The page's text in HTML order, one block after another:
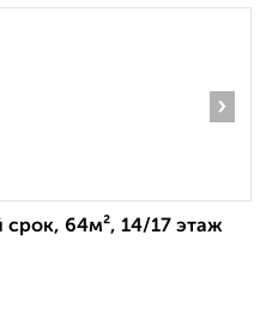
›
срок, 64м², 14/17 этаж